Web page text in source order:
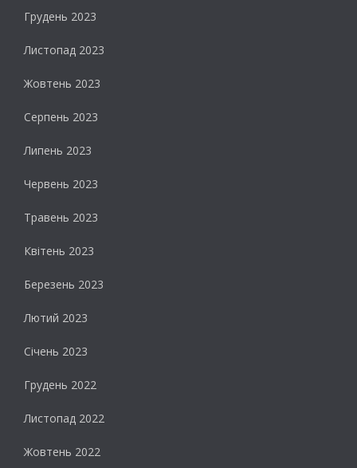
Грудень 2023
Листопад 2023
Жовтень 2023
Серпень 2023
Липень 2023
Червень 2023
Травень 2023
Квітень 2023
Березень 2023
Лютий 2023
Січень 2023
Грудень 2022
Листопад 2022
Жовтень 2022